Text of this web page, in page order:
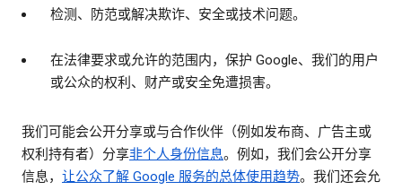
检测、防范或解决欺诈、安全或技术问题。
在法律要求或允许的范围内，保护 Google、我们的用户
或公众的权利、财产或安全免遭损害。
我们可能会公开分享或与合作伙伴（例如发布商、广告主或
权利持有者）分享非个人身份信息。例如，我们会公开分享
信息， 让公众了解 Google 服务的总体使用趋势。我们还会允